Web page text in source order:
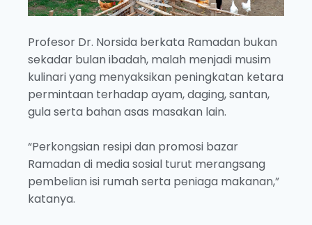
Profesor Dr. Norsida berkata Ramadan bukan
sekadar bulan ibadah, malah menjadi musim
kulinari yang menyaksikan peningkatan ketara
permintaan terhadap ayam, daging, santan,
gula serta bahan asas masakan lain.
“Perkongsian resipi dan promosi bazar
Ramadan di media sosial turut merangsang
pembelian isi rumah serta peniaga makanan,”
katanya.